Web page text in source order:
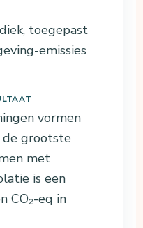
toegepast
emissies
vormen
de grootste
met
is een
CO₂-eq in